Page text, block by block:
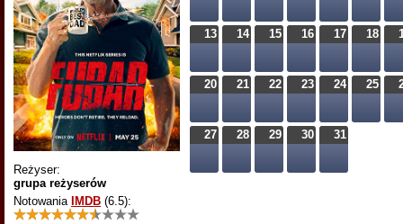
Reżyser:
grupa reżyserów
Notowania IMDB (6.5):
13 14 15 16 17 18
20 21 22 23 24 25
27 28 29 30 31